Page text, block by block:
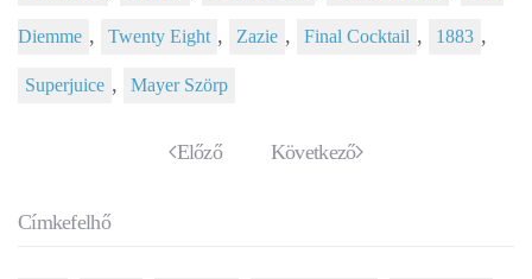
Diemme , Twenty Eight , Zazie , Final Cocktail , 1883 ,
Superjuice , Mayer Szörp
Előző Következő
Címkefelhő